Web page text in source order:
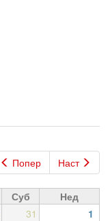
Попер Наст
Суб
Нед
31 1